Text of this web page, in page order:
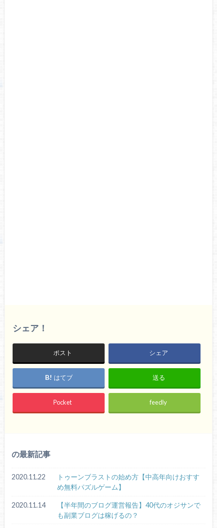
シェア！
ポスト シェア
はてブ 送る
Pocket feedly
の最新記事
2020.11.22
トゥーンブラストの始め方【中高年向けおすす
め無料パズルゲーム】
2020.11.14
【半年間のブログ運営報告】40代のオジサンで
も副業ブログは稼げるの？